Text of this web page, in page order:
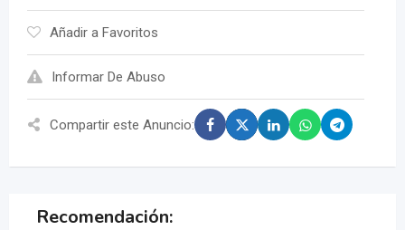
Añadir a Favoritos
Informar De Abuso
Compartir este Anuncio:
Recomendación: